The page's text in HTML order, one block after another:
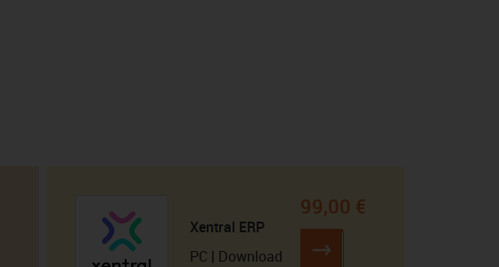
Xentral ERP
PC | Download
99,00 €